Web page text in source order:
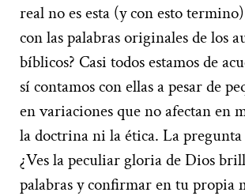
real no es esta (y con esto
con las palabras originales de los
bíblicos? Casi todos estamos de
sí contamos con ellas a pesar de
en variaciones que no afectan en
la doctrina ni la ética. La pregunta
¿Ves la peculiar gloria de Dios
palabras y confirmar en tu propia